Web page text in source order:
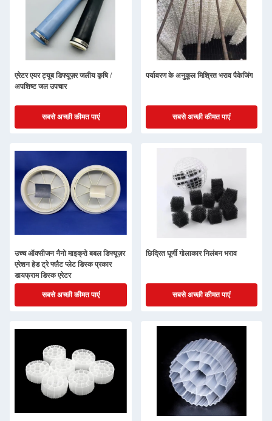
एरेटर एयर ट्यूब डिफ्यूज़र जलीय कृषि /
अपशिष्ट जल उपचार
सबसे अच्छी कीमत पाएं
पर्यावरण के अनुकूल मिश्रित भराव पैकेजिंग
सबसे अच्छी कीमत पाएं
उच्च ऑक्सीजन नैनो माइक्रो बबल डिफ्यूज़र
एरेशन हेड ट्रे फ्लैट प्लेट डिस्क प्रकार
डायफ्राम डिस्क एरेटर
सबसे अच्छी कीमत पाएं
छिद्रित घूर्णी गोलाकार निलंबन भराव
सबसे अच्छी कीमत पाएं